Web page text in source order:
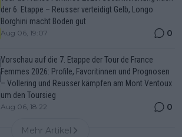
der 6. Etappe – Reusser verteidigt Gelb, Longo
Borghini macht Boden gut
Aug 06, 19:07 0
Vorschau auf die 7. Etappe der Tour de France
Femmes 2026: Profile, Favoritinnen und Prognosen
– Vollering und Reusser kämpfen am Mont Ventoux
um den Toursieg
Aug 06, 18:22 0
Mehr Artikel